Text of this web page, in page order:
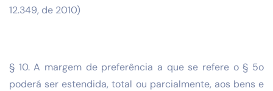
12.349, de 2010)
§ 10. A margem de preferência a que se refere o § 5o
poderá ser estendida, total ou parcialmente, aos bens e